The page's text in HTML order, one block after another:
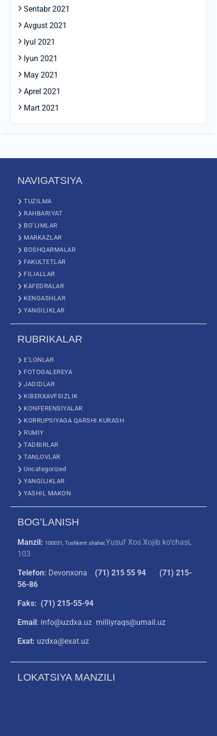
Sentabr 2021
Avgust 2021
Iyul 2021
Iyun 2021
May 2021
Aprel 2021
Mart 2021
NAVIGATSIYA
TUZILMA
RAHBARIYAT
BO’LIMLAR
MARKAZLAR
BOSHQARMALAR
FAKULTETLAR
FILIALLAR
KAFEDRALAR
KENGASHLAR
YANGILIKLAR
RUBRIKALAR
E’LONLAR
FOTOGALEREYA
JADIDLAR
KIBERXAVFSIZLIK
KONFERENSIYALAR
KORRUPSIYAGA QARSHI KURASH
RUMIY
TADBIRLAR
TANLOVLAR
Uncategorized
YANGILIKLAR
YASHIL MAKON
BOG’LANISH
Manzil: 100031, Toshkent shahar,Yusuf Xos Xojib ko‘chasi,
103
Telefon: Devonxona (71) 215 55 94
(71) 215-
56-86
Faks: (71) 215-55-94
Email: info@uzdxa.uz milliyraqs@umail.uz
Exat: uzdxa@exat.uz
LOKATSIYA MANZILI